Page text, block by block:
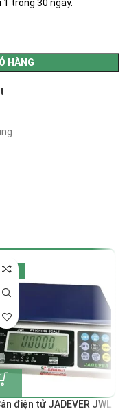
1 trong 30 ngày.
HÀNG
-16%
điện tử JADEVER JWL